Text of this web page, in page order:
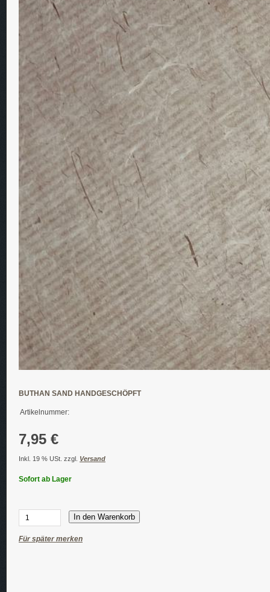
BUTHAN SAND HANDGESCHÖPFT
Artikelnummer:
7,95 €
Inkl. 19 % USt. zzgl. Versand
Sofort ab Lager
In den Warenkorb
Für später merken